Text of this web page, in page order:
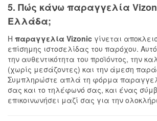
5. Πώς κάνω παραγγελία
Ελλάδα;
Η παραγγελία Vizonic γίνεται
επίσημης ιστοσελίδας του παρόχου.
την αυθεντικότητα του προϊόντος, την
(χωρίς μεσάζοντες) και την άμεση
Συμπληρώστε απλά τη φόρμα
σας και το τηλέφωνό σας, και ένας
επικοινωνήσει μαζί σας για την